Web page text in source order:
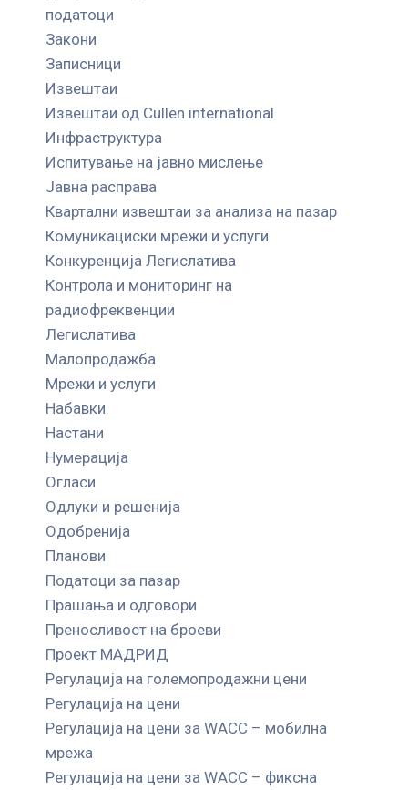
податоци
Закони
Записници
Извештаи
Извештаи од Cullen international
Инфраструктура
Испитување на јавно мислење
Јавна расправа
Квартални извештаи за анализа на пазар
Комуникациски мрежи и услуги
Конкуренција Легислатива
Контрола и мониторинг на
радиофреквенции
Легислатива
Малопродажба
Мрежи и услуги
Набавки
Настани
Нумерација
Огласи
Одлуки и решенија
Одобренија
Планови
Податоци за пазар
Прашања и одговори
Преносливост на броеви
Проект МАДРИД
Регулација на големопродажни цени
Регулација на цени
Регулација на цени за WACC – мобилна
мрежа
Регулација на цени за WACC – фиксна